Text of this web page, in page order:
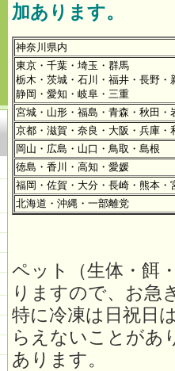
加あります。
神奈川県内
東京・千葉・埼玉・群馬
栃木・茨城・石川・福井・長野・
静岡・愛知・岐阜・三重
宮城・山形・福島・青森・秋田・
京都・滋賀・奈良・大阪・兵庫・
岡山・広島・山口・鳥取・島根
徳島・香川・高知・愛媛
福岡・佐賀・大分・長崎・熊本・
北海道・沖縄・一部離党
ペット（生体・餌
りますので、お急
特に冷凍は日祝日
らえないことがあ
あります。